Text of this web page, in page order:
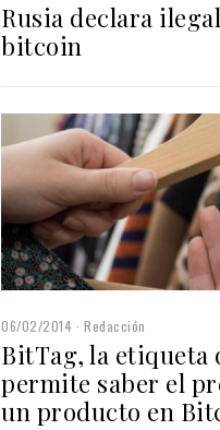
Rusia declara
bitcoin
06/02/2014 Redacción
BitTag, la etiqueta
permite saber el
un producto en